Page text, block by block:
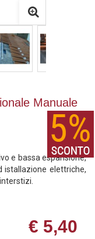
Manuale
e bassa espansione,
istallazione elettriche,
€ 5,40